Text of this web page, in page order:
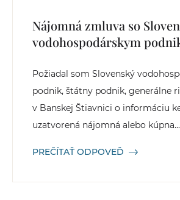
Nájomná zmluva so
vodohospodárskym
Požiadal som Slovenský
podnik, štátny podnik, generálne
v Banskej Štiavnici o informáciu
uzatvorená nájomná alebo kúpna...
PREČÍTAŤ ODPOVEĎ